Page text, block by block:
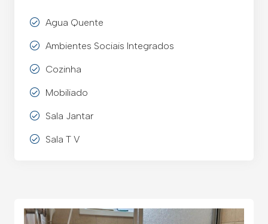
Agua Quente
Ambientes Sociais Integrados
Cozinha
Mobiliado
Sala Jantar
Sala T V